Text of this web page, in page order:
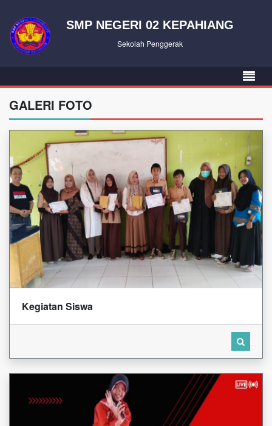
SMP NEGERI 02 KEPAHIANG
Sekolah Penggerak
GALERI FOTO
Kegiatan Siswa